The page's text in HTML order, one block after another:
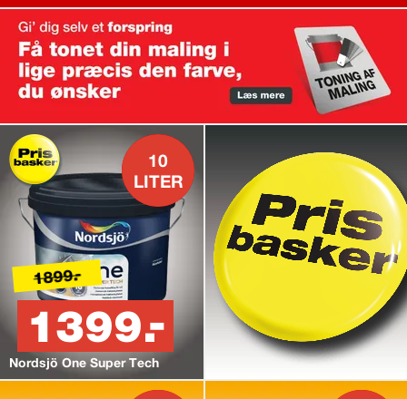
1899.-
1399.-
Nordsjö One Super Tech
10
LITER